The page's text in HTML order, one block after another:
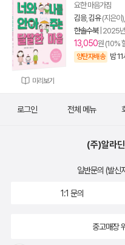
미리보기
요한 마음가짐
김응, 김유(지은이),
한솔수북| 2025
13,050원 (10%
양탄자배송 밤 11
로그인 전체 메뉴
(주)알라
일반문의 (발신
1:1 문의
중고매장